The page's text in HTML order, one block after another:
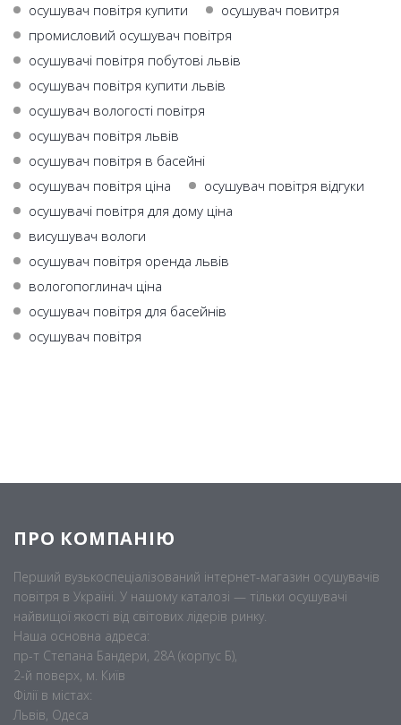
осушувач повітря купити
осушувач повитря
промисловий осушувач повітря
осушувачі повітря побутові львів
осушувач повітря купити львів
осушувач вологості повітря
осушувач повітря львів
осушувач повітря в басейні
осушувач повітря ціна
осушувач повітря відгуки
осушувачі повітря для дому ціна
висушувач вологи
осушувач повітря оренда львів
вологопоглинач ціна
осушувач повітря для басейнів
осушувач повiтря
ПРО КОМПАНІЮ
Перший вузькоспеціалізований інтернет-магазин осушувачів
повітря в Україні. У нашому каталозі — тільки осушувачі
найвищої якості від світових лідерів ринку.
Наша основна адреса:
пр-т Степана Бандери, 28А (корпус Б),
2-й поверх, м. Київ
Філії в містах:
Львів, Одеса